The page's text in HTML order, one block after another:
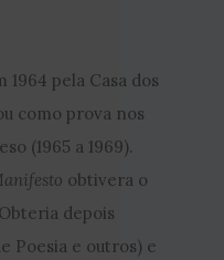
pela Casa dos
como prova nos
(1965 a 1969).
obtivera o
depois
Poesia e outros) e